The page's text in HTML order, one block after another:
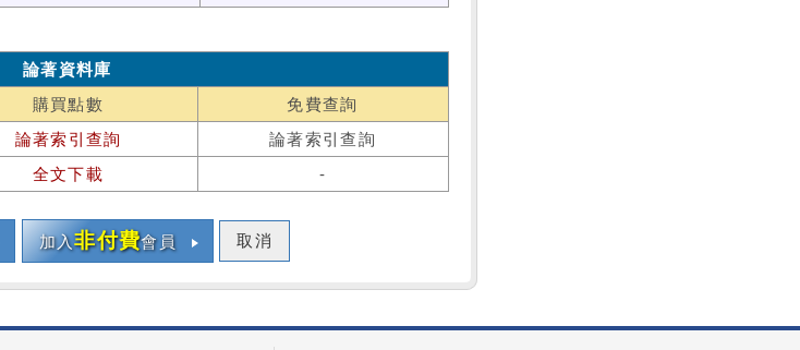
論著資料庫
購買點數 免費查詢
論著索引查詢
論著索引查詢
全文下載
-
加入非付費會員 取消